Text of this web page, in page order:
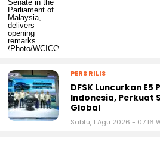
PERS RILIS
DFSK Luncurkan E5
Indonesia, Perkuat
Global
Sabtu, 1 Agu 2026 - 07:16